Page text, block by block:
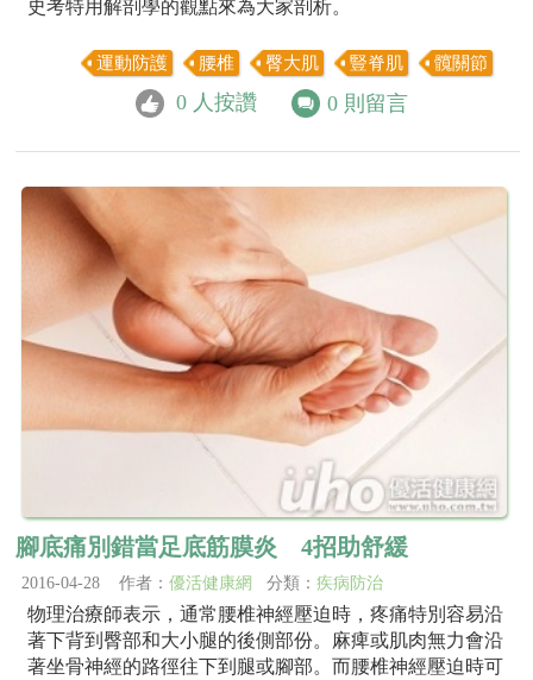
史考特用解剖學的觀點來為大家剖析。
運動防護 腰椎 臀大肌 豎脊肌 髖關節
0 人按讚 0 則留言
腳底痛別錯當足底筋膜炎 4招助舒緩
2016-04-28 作者： 優活健康網 分類： 疾病防治
物理治療師表示，通常腰椎神經壓迫時，疼痛特別容易沿
著下背到臀部和大小腿的後側部份。麻痺或肌肉無力會沿
著坐骨神經的路徑往下到腿或腳部。而腰椎神經壓迫時可